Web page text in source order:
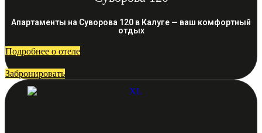
Апартаменты на Суворова 120 в Калуге — ваш комфортный
отдых
Подробнее о отеле
Забронировать